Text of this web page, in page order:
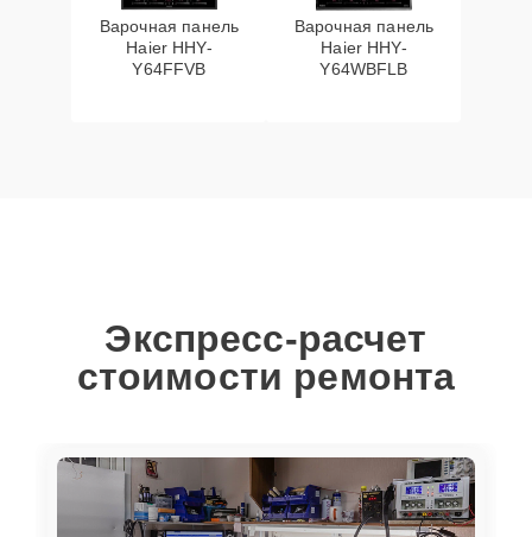
Варочная панель
Haier HHY-
Y64FFVB
Варочная панель
Haier HHY-
Y64WBFLB
Экспресс-расчет
стоимости ремонта